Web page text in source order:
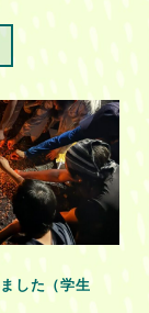
した（学生